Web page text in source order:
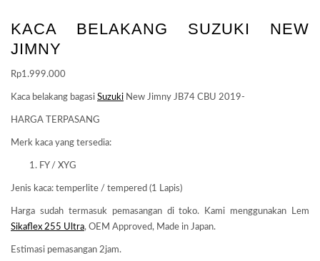
KACA BELAKANG SUZUKI NEW
JIMNY
Rp1.999.000
Kaca belakang bagasi Suzuki New Jimny JB74 CBU 2019-
HARGA TERPASANG
Merk kaca yang tersedia:
FY / XYG
Jenis kaca: temperlite / tempered (1 Lapis)
Harga sudah termasuk pemasangan di toko. Kami menggunakan Lem
Sikaflex 255 Ultra, OEM Approved, Made in Japan.
Estimasi pemasangan 2jam.